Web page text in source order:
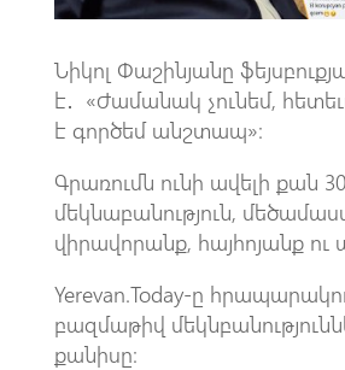
Նիկոլ Փաշինյանը
է․ «Ժամանակ չունեմ,
է գործեմ անշտապ»։
Գրառումն ունի ավելի քան
մեկնաբանություն,
վիրավորանք, հայհոյանք ու
Yerevan.Today-ը
բազմաթիվ
քանիսը։